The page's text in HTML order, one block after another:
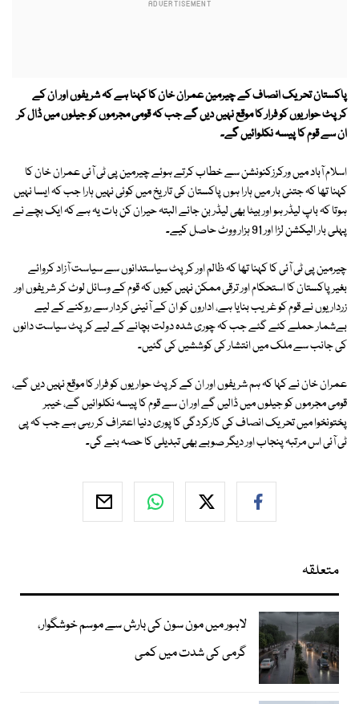
پاکستان تحریک انصاف کے چیرمین عمران خان کا کہنا ہے کہ شریفوں اور ان کے
کرپٹ حواریوں کو فرار کا موقع نہیں دیں گے جب کہ قومی مجرموں کو جیلوں میں ڈال کر
ان سے قوم کا پیسہ نکلوائیں گے۔
اسلام آباد میں ورکرزکنونشن سے خطاب کرتے ہوئے چیرمین پی ٹی آئی عمران خان کا
کہنا تھا کہ جتنی بار میں ہارا ہوں پاکستان کی تاریخ میں کوئی نہیں ہارا جب کہ ایسا نہیں
ہوتا کہ باپ لیڈر ہو اور بیٹا بھی لیڈر بن جائے البتہ حیران کن بات یہ ہے کہ ایک بچے نے
پہلی بار الیکشن لڑا اور 91 ہزار ووٹ حاصل کیے۔
چیرمین پی ٹی آئی کا کہنا تھا کہ ظالم اور کرپٹ سیاستدانوں سے سیاست آزاد کروائے
بغیر پاکستان کا استحکام اور ترقی ممکن نہیں کیوں کہ قوم کے وسائل لوٹ کر شریفوں اور
زرداریوں نے قوم کو غریب بنایا ہے، اداروں کو ان کے آئینی کردار سے روکنے کے لیے
بےشمار حملے کئے گئے جب کہ چوری شدہ دولت بچانے کے لیے کرپٹ سیاست دانوں
کی جانب سے ملک میں انتشار کی کوششیں کی گئیں۔
عمران خان نے کہا کہ ہم شریفوں اور ان کے کرپٹ حواریوں کو فرار کا موقع نہیں دیں گے،
قومی مجرموں کو جیلوں میں ڈالیں گے اور ان سے قوم کا پیسہ نکلوائیں گے، خیبر
پختونخوا میں تحریک انصاف کی کارکردگی کا پوری دنیا اعتراف کر رہی ہے جب کہ پی
ٹی آئی اس مرتبہ پنجاب اور دیگر صوبے بھی تبدیلی کا حصہ بنے گی۔
متعلقہ
لاہور میں مون سون کی بارش سے موسم خوشگوار،
گرمی کی شدت میں کمی